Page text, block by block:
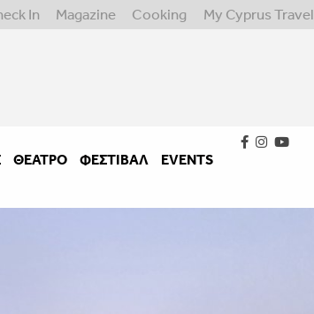
In Magazine Cooking My Cyprus Travel
ΘΈΑΤΡΟ ΦΕΣΤΙΒΑΛ
EVENTS